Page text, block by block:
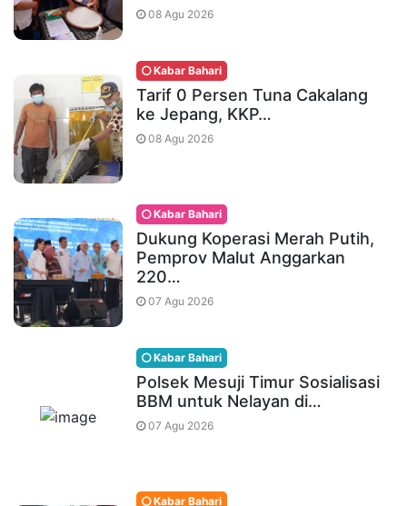
08 Agu 2026
Kabar Bahari
Tarif 0 Persen Tuna Cakalang
ke Jepang, KKP…
08 Agu 2026
Kabar Bahari
Dukung Koperasi Merah Putih,
Pemprov Malut Anggarkan
220…
07 Agu 2026
Kabar Bahari
Polsek Mesuji Timur Sosialisasi
BBM untuk Nelayan di…
07 Agu 2026
Kabar Bahari